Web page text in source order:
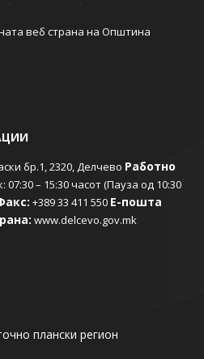
веб страна на Општина
бр.1, 2320, Делчево Работно
– 15:30 часот (Пауза од 10:30
+389 33 411 550 Е-пошта
www.delcevo.gov.mk
плански регион